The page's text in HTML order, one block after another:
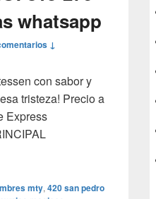
whatsapp
↓
con sabor y
tristeza! Precio a
Express
Express! precio a
mty, 420 san pedro